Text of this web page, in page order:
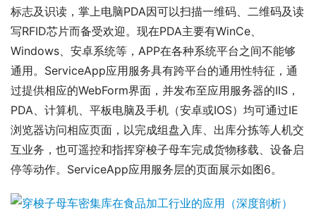
标志及识读，掌上电脑PDA因可以扫描一维码、二维码及读
写RFID芯片而备受欢迎。现在PDA主要有WinCe、
Windows、安卓系统等，APP在各种系统平台之间不能够
通用。ServiceApp应用服务具有跨平台的通用性特征，通
过提供相应的WebForm界面，并发布至应用服务器的IIS，
PDA、计算机、平板电脑及手机（安卓或IOS）均可通过IE
浏览器访问相应页面，以完成组盘入库、出库分拣等人机交
互业务，也可遥控和指挥穿梭子母车完成货物移载、设备启
停等动作。ServiceApp应用服务层的页面展示如图6。